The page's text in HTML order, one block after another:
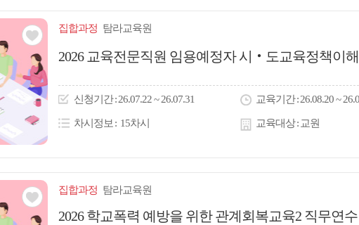
집합과정 탐라교육원
관심
아
이
2026 교육전문직원 임용예정자 시‧도교육정책이
신청기간 26.07.22 ~ 26.07.31 교육기간 26.08.20 ~
차시정보 15차시 교육대상 교원
집합과정 탐라교육원
관심
2026 학교폭력 예방을 위한 관계회복교육2 직무연수